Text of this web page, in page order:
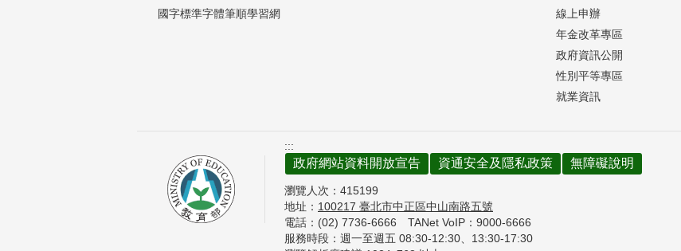
國字標準字體筆順學習網
線上申辦
年金改革專區
政府資訊公開
性別平等專區
就業資訊
:::
政府網站資料開放宣告 資通安全及隱私政策 無障礙說明
瀏覽人次： 415199
地址： 100217 臺北市中正區中山南路五號
電話：(02) 7736-6666 TANet VoIP：9000-6666
服務時段：週一至週五 08:30-12:30、 13:30-17:30